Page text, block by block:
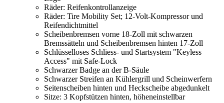
Räder: Reifenkontrollanzeige
Räder: Tire Mobility Set; 12-Volt-Kompressor und
Reifendichtmittel
Scheibenbremsen vorne 18-Zoll mit schwarzen
Bremssätteln und Scheibenbremsen hinten 17-Zoll
Schlüsselloses Schliess- und Startsystem "Keyless
Access" mit Safe-Lock
Schwarzer Badge an der B-Säule
Schwarzer Streifen an Kühlergrill und Scheinwerfern
Seitenscheiben hinten und Heckscheibe abgedunkelt
Sitze: 3 Kopfstützen hinten, höheneinstellbar